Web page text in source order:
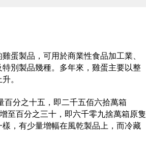
蛋製品，可用於商業性食品加工業、
別製品幾種。多年來，雞蛋主要以整
。
分之十五，即二千五佰六拾萬箱
至百分之三十，即六千零九捨萬箱原隻
，有少量增幅在風乾製品上，而冷藏